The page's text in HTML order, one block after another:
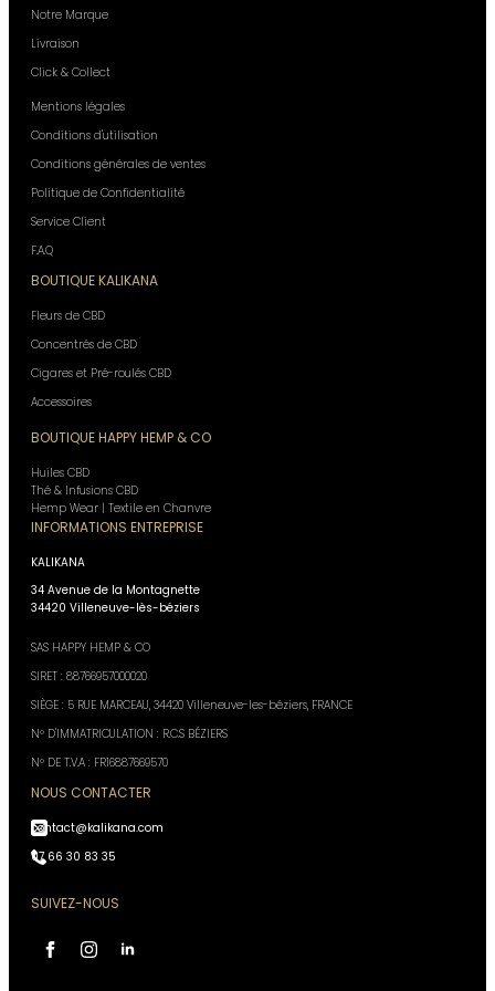
Notre Marque
Livraison
Click & Collect
Mentions légales
Conditions d'utilisation
Conditions générales de ventes
Politique de Confidentialité
Service Client
F.A.Q
BOUTIQUE KALIKANA
Fleurs de CBD
Concentrés de CBD
Cigares et Pré-roulés CBD
Accessoires
BOUTIQUE HAPPY HEMP & CO
Huiles CBD
Thé & Infusions CBD
Hemp Wear | Textile en Chanvre
INFORMATIONS ENTREPRISE
KALIKANA
34 Avenue de la Montagnette
34420 Villeneuve-lès-béziers
SAS HAPPY HEMP & CO
SIRET : 88766957000020
SIÈGE : 5 RUE MARCEAU, 34420 Villeneuve-les-béziers, FRANCE
N° D'IMMATRICULATION : R.C.S BÉZIERS
N° DE T.V.A : FR16887669570
NOUS CONTACTER
contact@kalikana.com
07 66 30 83 35
SUIVEZ-NOUS
PERSONNEL